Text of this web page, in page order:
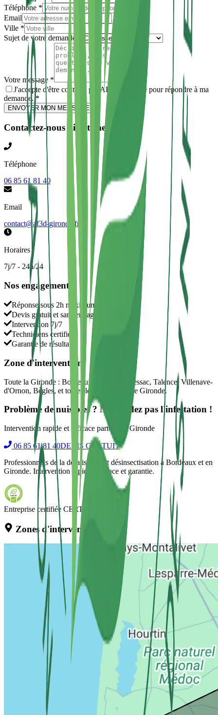
Téléphone *
Email
Ville *
Sujet de votre demande *
Votre message *
J'accepte d'être contacté par AF3D Gironde pour répondre à ma
demande. *
ENVOYER MON MESSAGE
Contactez-nous directement
Téléphone
06 85 61 81 40
Email
contact@af3d-gironde.fr
Horaires
7j/7 - 24h/24
Nos engagements
Réponse sous 2h maximum
Devis gratuit et sans engagement
Intervention 7j/7
Techniciens certifiés
Garantie de résultat
Zone d'intervention
Toute la Gironde : Bordeaux, Mérignac, Pessac, Talence, Villenave-
d'Ornon, Bègles, et toutes les communes de Gironde.
Problème de nuisibles ? N'attendez pas l'infestation !
Intervention rapide et efficace partout en Gironde
06 85 61 81 40DEVIS GRATUIT
Professionnels de la dératisation et désinsectisation à Bordeaux et en
Gironde. Intervention rapide, efficace et garantie.
Entreprise certifiée CERTIBIOCIDE
Zones d'intervention